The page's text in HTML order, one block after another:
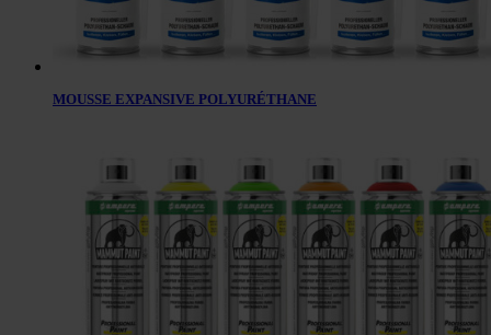
MOUSSE EXPANSIVE POLYURÉTHANE